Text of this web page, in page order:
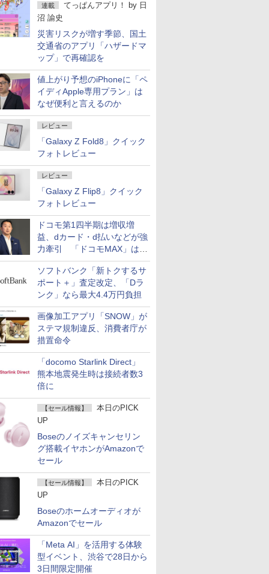
連載 てっぱんアプリ！ by 日
沼 諭史
災害リスクが増す季節、国土
交通省のアプリ「ハザードマ
ップ」で再確認を
値上がり予想のiPhoneに「ペ
イディApple専用プラン」は
なぜ便利と言えるのか
レビュー
「Galaxy Z Fold8」クイック
フォトレビュー
レビュー
「Galaxy Z Flip8」クイック
フォトレビュー
ドコモ第1四半期は増収増
益、dカード・d払いなどが強
力牽引 「ドコモMAX」は
400万契約突破
ソフトバンク「新トクするサ
ポート＋」査定改定、「Dラ
ンク」なら最大4.4万円負担
画像加工アプリ「SNOW」が
ステマ規制違反、消費者庁が
措置命令
「docomo Starlink Direct」
熊本地震発生時は接続者数3
倍に
【セール情報】
本日のPICK
UP
Boseのノイズキャンセリン
グ搭載イヤホンがAmazonで
セール
【セール情報】
本日のPICK
UP
Boseのホームオーディオが
Amazonでセール
「Meta AI」を活用する体験
型イベント、渋谷で28日から
3日間限定開催